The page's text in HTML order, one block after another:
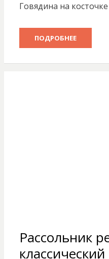
Говядина на
ПОДРОБНЕЕ
Рассольник